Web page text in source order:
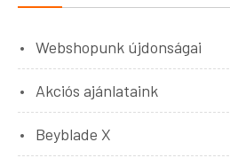
Webshopunk újdonságai
Akciós ajánlataink
Beyblade X